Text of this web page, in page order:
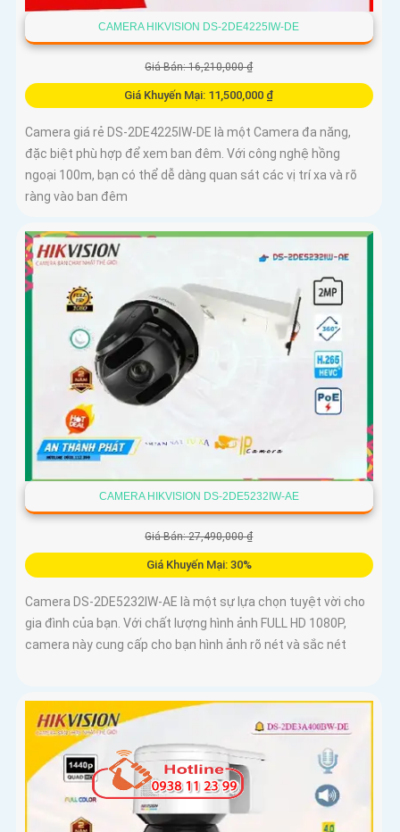
CAMERA HIKVISION DS-2DE4225IW-DE
Giá Bán: 16,210,000 ₫
Giá Khuyến Mại: 11,500,000 ₫
Camera giá rẻ DS-2DE4225IW-DE là một Camera đa năng,
đặc biệt phù hợp để xem ban đêm. Với công nghệ hồng
ngoại 100m, bạn có thể dễ dàng quan sát các vị trí xa và rõ
ràng vào ban đêm
CAMERA HIKVISION DS-2DE5232IW-AE
Giá Bán: 27,490,000 ₫
Giá Khuyến Mại: 30%
Camera DS-2DE5232IW-AE là một sự lựa chọn tuyệt vời cho
gia đình của bạn. Với chất lượng hình ảnh FULL HD 1080P,
camera này cung cấp cho bạn hình ảnh rõ nét và sắc nét